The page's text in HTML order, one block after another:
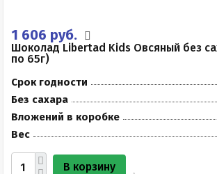
1 606 руб.
Шоколад Libertad Kids Овсяный без
по 65г)
Срок годности
Без сахара
Вложений в коробке
Вес
В корзину